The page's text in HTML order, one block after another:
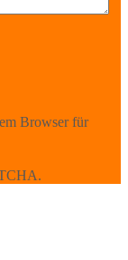
Browser für